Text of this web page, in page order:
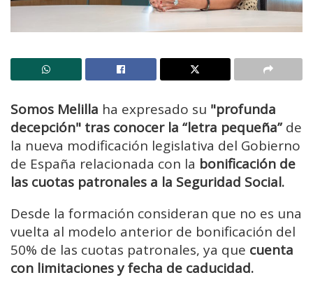
Somos Melilla ha expresado su "profunda
decepción" tras conocer la “letra pequeña” de
la nueva modificación legislativa del Gobierno
de España relacionada con la bonificación de
las cuotas patronales a la Seguridad Social.
Desde la formación consideran que no es una
vuelta al modelo anterior de bonificación del
50% de las cuotas patronales, ya que cuenta
con limitaciones y fecha de caducidad.